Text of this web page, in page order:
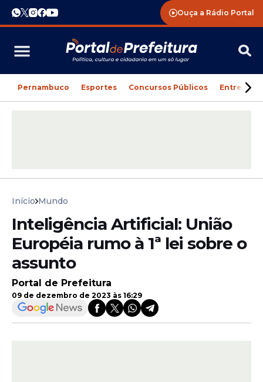
Ouça a Rádio Portal
Pernambuco Esportes Concursos Públicos
Início Mundo
Inteligência Artificial: União
Européia rumo à 1ª lei sobre o
assunto
Portal de Prefeitura
09 de dezembro de 2023 às 16:29